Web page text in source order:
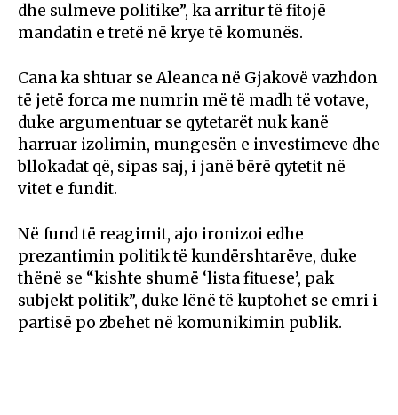
dhe sulmeve politike”, ka arritur të fitojë
mandatin e tretë në krye të komunës.
Cana ka shtuar se Aleanca në Gjakovë vazhdon
të jetë forca me numrin më të madh të votave,
duke argumentuar se qytetarët nuk kanë
harruar izolimin, mungesën e investimeve dhe
bllokadat që, sipas saj, i janë bërë qytetit në
vitet e fundit.
Në fund të reagimit, ajo ironizoi edhe
prezantimin politik të kundërshtarëve, duke
thënë se “kishte shumë ‘lista fituese’, pak
subjekt politik”, duke lënë të kuptohet se emri i
partisë po zbehet në komunikimin publik.